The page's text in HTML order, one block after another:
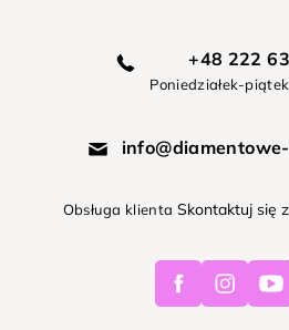
+48 222
Poniedziałek-
Obsługa klienta Skontaktuj się
Facebook